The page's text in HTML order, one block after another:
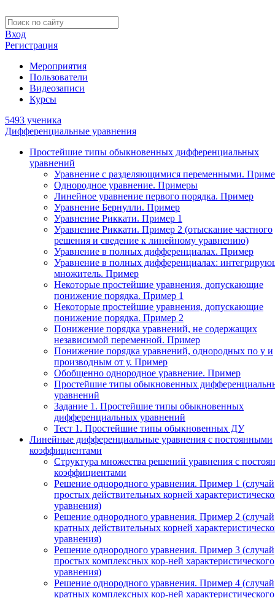
Вход
Регистрация
Мероприятия
Пользователи
Видеозаписи
Курсы
5493 ученика
Дифференциальные уравнения
Простейшие типы обыкновенных дифференциальных
уравнений
Уравнение с разделяющимися переменными.
Однородное уравнение. Примеры
Линейное уравнение первого порядка. Пример
Уравнение Бернулли. Пример
Уравнение Риккати. Пример 1
Уравнение Риккати. Пример 2 (отыскание частного
решения и сведение к линейному уравнению)
Уравнение в полных дифференциалах. Пример
Уравнение в полных дифференциалах:
множитель. Пример
Некоторые простейшие уравнения, допускающие
понижение порядка. Пример 1
Некоторые простейшие уравнения, допускающие
понижение порядка. Пример 2
Понижение порядка уравнений, не содержащих
независимой переменной. Пример
Понижение порядка уравнений, однородных по у и
производным от у. Пример
Обобщенно однородное уравнение. Пример
Простейшие типы обыкновенных
уравнений
Задание 1. Простейшие типы обыкновенных
дифференциальных уравнений
Тест 1. Простейшие типы обыкновенных ДУ
Линейные дифференциальные уравнения с постоянными
коэффициентами
Структура множества решений уравнения с
коэффициентами
Решение однородного уравнения. Пример 1 (случай
простых действительных корней
уравнения)
Решение однородного уравнения. Пример 2 (случай
кратных действительных корней
уравнения)
Решение однородного уравнения. Пример 3 (случай
простых комплексных кор-ней характеристического
уравнения)
Решение однородного уравнения. Пример 4 (случай
кратных комплексных кор-ней характеристического